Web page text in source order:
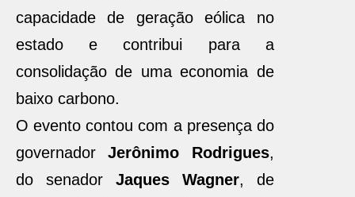
capacidade de geração eólica no
estado e contribui para a
consolidação de uma economia de
baixo carbono.
O evento contou com a presença do
governadorJerônimo Rodrigues,
do senador Jaques Wagner, de